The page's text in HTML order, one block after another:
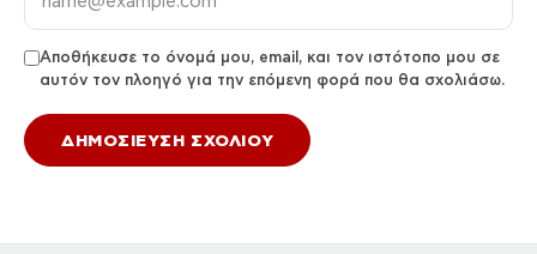
Αποθήκευσε το όνομά μου, email, και τον ιστότοπο μου σε
αυτόν τον πλοηγό για την επόμενη φορά που θα σχολιάσω.